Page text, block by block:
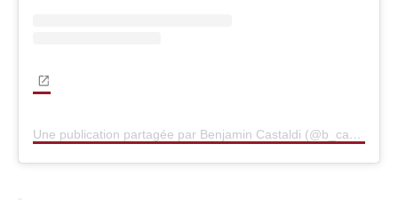
Une publication partagée par Benjamin Castaldi (@b_castaldi)